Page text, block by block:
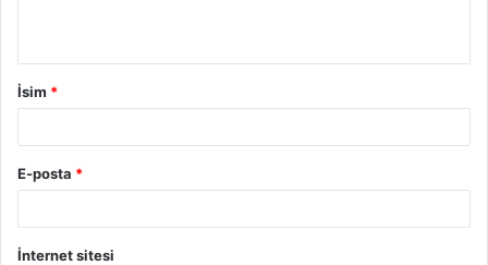
İsim *
E-posta *
İnternet sitesi